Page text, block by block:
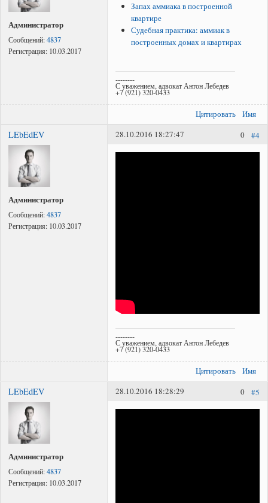
Администратор
Сообщений:4837
Регистрация: 10.03.2017
Запах аммиака в построенной
квартире
Судебная практика: аммиак в
построенных домах и квартирах
--------
С уважением, адвокат Антон Лебедев
+7 (921) 320-0433
Цитировать Имя
LEbEdEV
Администратор
Сообщений:4837
Регистрация: 10.03.2017
#4
0
28.10.2016 18:27:47
--------
С уважением, адвокат Антон Лебедев
+7 (921) 320-0433
Цитировать Имя
LEbEdEV
Администратор
Сообщений:4837
Регистрация: 10.03.2017
#5
0
28.10.2016 18:28:29